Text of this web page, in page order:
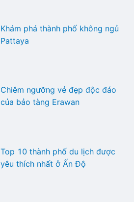
Khám phá thành phố không ngủ
Pattaya
Chiêm ngưỡng vẻ đẹp độc đáo
của bảo tàng Erawan
Top 10 thành phố du lịch được
yêu thích nhất ở Ấn Độ